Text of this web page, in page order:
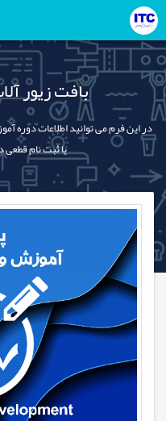
بافت زیور
در این فرم می توانید اطلاعات دوره
یا ثبت نام